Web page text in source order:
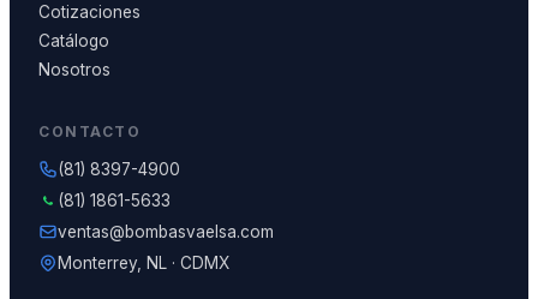
Cotizaciones
Catálogo
Nosotros
CONTACTO
(81) 8397-4900
(81) 1861-5633
ventas@bombasvaelsa.com
Monterrey, NL · CDMX